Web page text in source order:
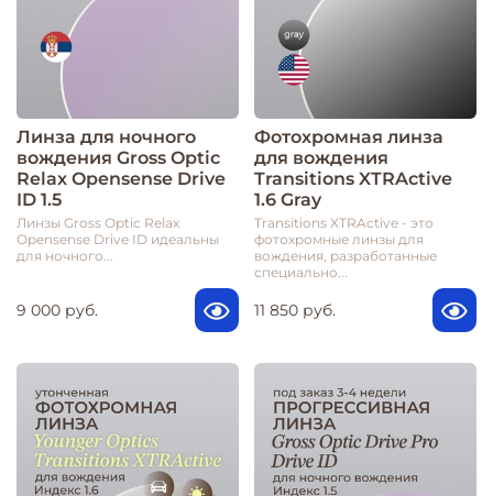
Линза для ночного
вождения Gross Optic
Relax Opensense Drive
ID 1.5
Линзы Gross Optic Relax
Opensense Drive ID идеальны
для ночного...
9 000 руб.
Фотохромная линза
для вождения
Transitions XTRActive
1.6 Gray
Transitions XTRActive - это
фотохромные линзы для
вождения, разработанные
специально...
11 850 руб.